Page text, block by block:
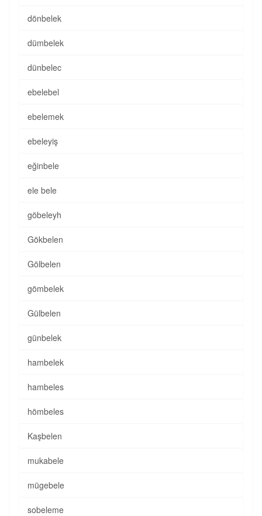
dönbelek
dümbelek
dünbelec
ebelebel
ebelemek
ebeleyiş
eğinbele
ele bele
göbeleyh
Gökbelen
Gölbelen
gömbelek
Gülbelen
günbelek
hambelek
hambeles
hömbeles
Kaşbelen
mukabele
mügebele
sobeleme